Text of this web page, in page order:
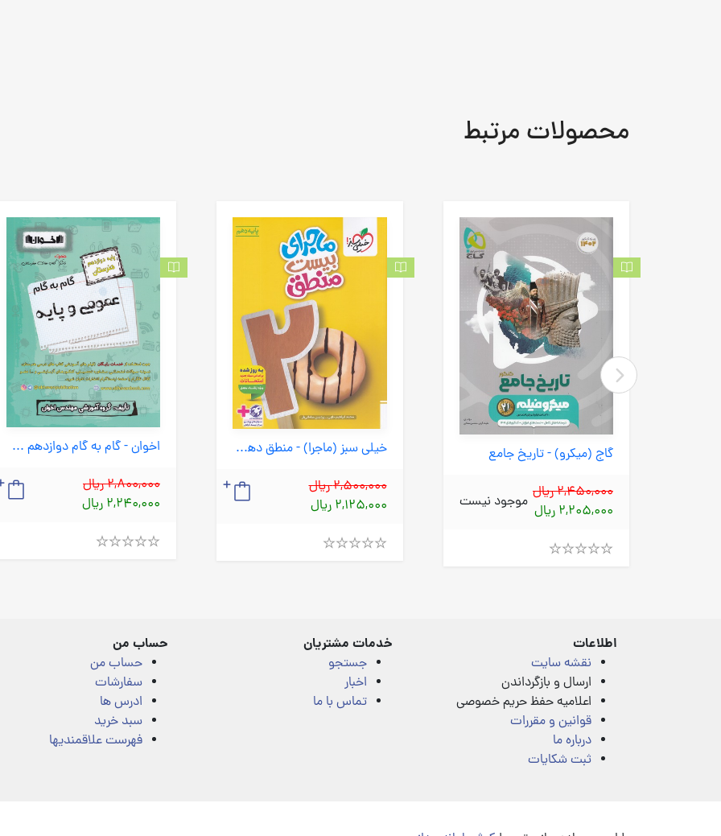
محصولات مرتبط
اخوان - گام به گام دوازدهم هنرستان عمومی و پایه 1403
2,800,000 ریال
2,240,000 ریال
خیلی سبز (ماجرا) - منطق دهم انسانی + ضمیمه رایگان 1404
2,500,000 ریال
2,125,000 ریال
گاج (میکرو) - تاریخ جامع
2,450,000 ریال
2,205,000 ریال
موجود نیست
اطلاعات
نقشه سایت
ارسال و بازگرداندن
اعلامیه حفظ حریم خصوصی
قوانین و مقررات
درباره ما
ثبت شکایات
خدمات مشتریان
جستجو
اخبار
تماس با ما
حساب من
حساب من
سفارشات
ادرس ها
سبد خرید
فهرست علاقمندیها